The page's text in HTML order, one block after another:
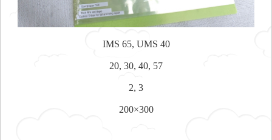
IMS 65, UMS 40
20, 30, 40, 57
2, 3
200×300